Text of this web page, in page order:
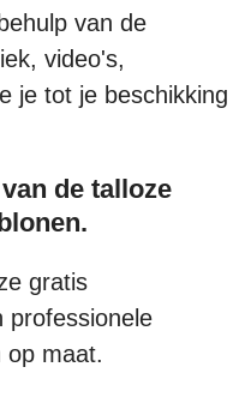
van de
video's,
je tot je beschikking
de talloze
gratis
professionele
op maat.